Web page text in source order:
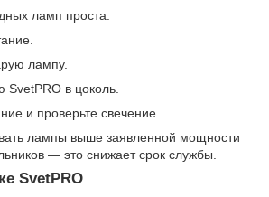
ламп проста:
лампу.
SvetPRO в цоколь.
и проверьте свечение.
лампы выше заявленной мощности
— это снижает срок службы.
SvetPRO